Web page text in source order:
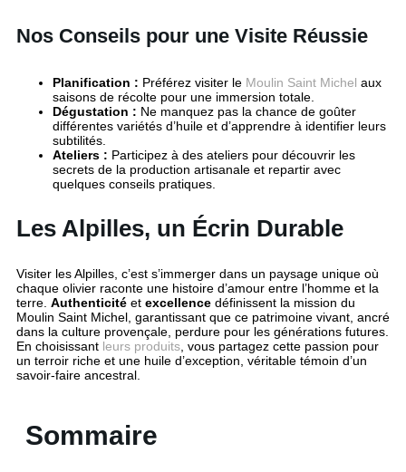
Nos Conseils pour une Visite Réussie
Planification : Préférez visiter le Moulin Saint Michel aux
saisons de récolte pour une immersion totale.
Dégustation : Ne manquez pas la chance de goûter
différentes variétés d’huile et d’apprendre à identifier leurs
subtilités.
Ateliers : Participez à des ateliers pour découvrir les
secrets de la production artisanale et repartir avec
quelques conseils pratiques.
Les Alpilles, un Écrin Durable
Visiter les Alpilles, c’est s’immerger dans un paysage unique où
chaque olivier raconte une histoire d’amour entre l’homme et la
terre. Authenticité et excellence définissent la mission du
Moulin Saint Michel, garantissant que ce patrimoine vivant, ancré
dans la culture provençale, perdure pour les générations futures.
En choisissant leurs produits , vous partagez cette passion pour
un terroir riche et une huile d’exception, véritable témoin d’un
savoir-faire ancestral.
Sommaire